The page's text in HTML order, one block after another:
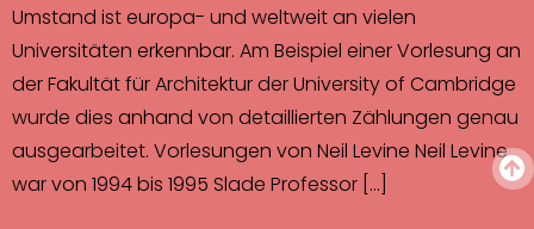
Umstand ist europa- und weltweit an vielen
Universitäten erkennbar. Am Beispiel einer Vorlesung an
der Fakultät für Architektur der University of Cambridge
wurde dies anhand von detaillierten Zählungen genau
ausgearbeitet. Vorlesungen von Neil Levine Neil Levine
war von 1994 bis 1995 Slade Professor […]